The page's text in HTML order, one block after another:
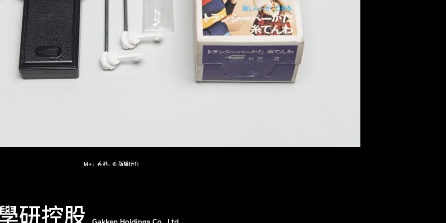
M+，香港，© 版權所有
研控股